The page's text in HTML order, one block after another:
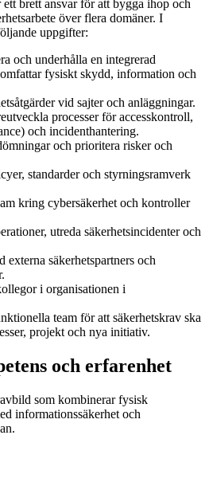
brett ansvar för att bygga ihop och
över flera domäner. I
uppgifter:
och underhålla en integrerad
fysiskt skydd, information och
vid sajter och anläggningar.
processer för accesskontroll,
och incidenthantering.
och prioritera risker och
standarder och styrningsramverk
kring cybersäkerhet och kontroller
utreda säkerhetsincidenter och
externa säkerhetspartners och
i organisationen i
team för att säkerhetskrav ska
projekt och nya initiativ.
och erfarenhet
som kombinerar fysisk
informationssäkerhet och